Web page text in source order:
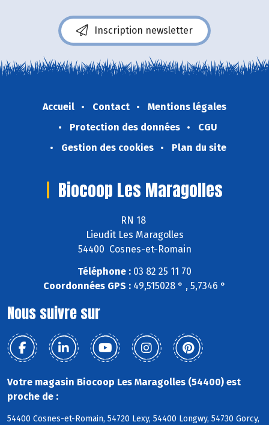
Inscription newsletter
Accueil Contact
Mentions légales
Protection des données
CGU
Gestion des cookies
Plan du site
Biocoop Les Maragolles
RN 18
Lieudit Les Maragolles
54400 Cosnes-et-Romain
Téléphone : 03 82 25 11 70
Coordonnées GPS : 49,515028 ° , 5,7346 °
Nous suivre sur
Votre magasin Biocoop Les Maragolles (54400) est
proche de :
54400 Cosnes-et-Romain, 54720 Lexy, 54400 Longwy, 54730 Gorcy,